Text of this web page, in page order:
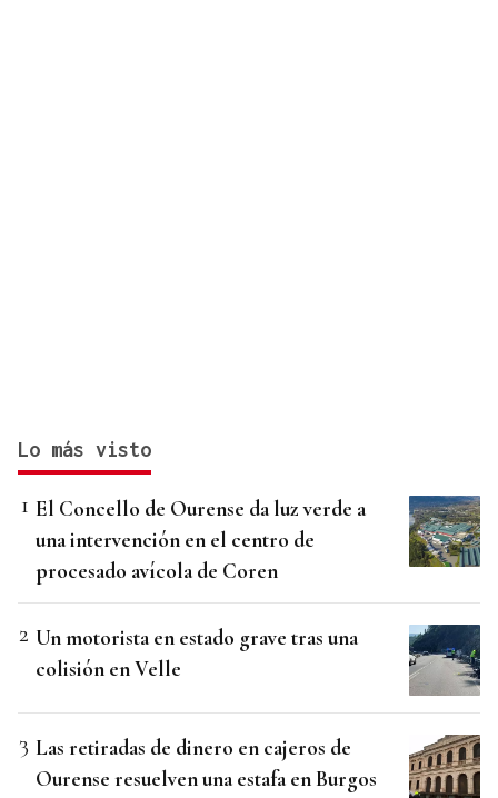
Lo más visto
El Concello de Ourense da luz verde a
una intervención en el centro de
procesado avícola de Coren
Un motorista en estado grave tras una
colisión en Velle
Las retiradas de dinero en cajeros de
Ourense resuelven una estafa en Burgos